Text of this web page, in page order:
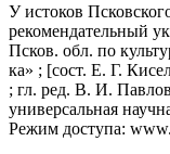
У истоков
рекомендательный
Псков. обл. по
ка» ; [сост. Е. Г.
; гл. ред. В. И.
универсальная
Режим доступа: